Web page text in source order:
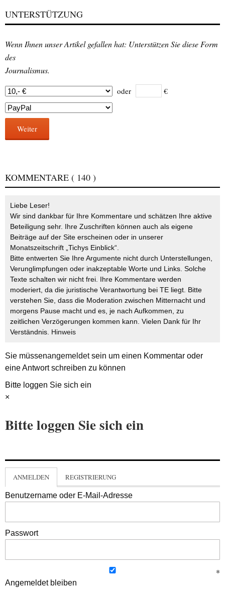
UNTERSTÜTZUNG
Wenn Ihnen unser Artikel gefallen hat: Unterstützen Sie diese Form
des
Journalismus.
oder €
Weiter
KOMMENTARE ( 140 )
Liebe Leser!
Wir sind dankbar für Ihre Kommentare und schätzen Ihre aktive
Beteiligung sehr. Ihre Zuschriften können auch als eigene
Beiträge auf der Site erscheinen oder in unserer
Monatszeitschrift „Tichys Einblick“.
Bitte entwerten Sie Ihre Argumente nicht durch Unterstellungen,
Verunglimpfungen oder inakzeptable Worte und Links. Solche
Texte schalten wir nicht frei. Ihre Kommentare werden
moderiert, da die juristische Verantwortung bei TE liegt. Bitte
verstehen Sie, dass die Moderation zwischen Mitternacht und
morgens Pause macht und es, je nach Aufkommen, zu
zeitlichen Verzögerungen kommen kann. Vielen Dank für Ihr
Verständnis. Hinweis
Sie müssenangemeldetsein um einen Kommentar oder
eine Antwort schreiben zu können
Bitte loggen Sie sich ein
×
Bitte loggen Sie sich ein
ANMELDEN REGISTRIERUNG
Benutzername oder E-Mail-Adresse
Passwort
Angemeldet bleiben